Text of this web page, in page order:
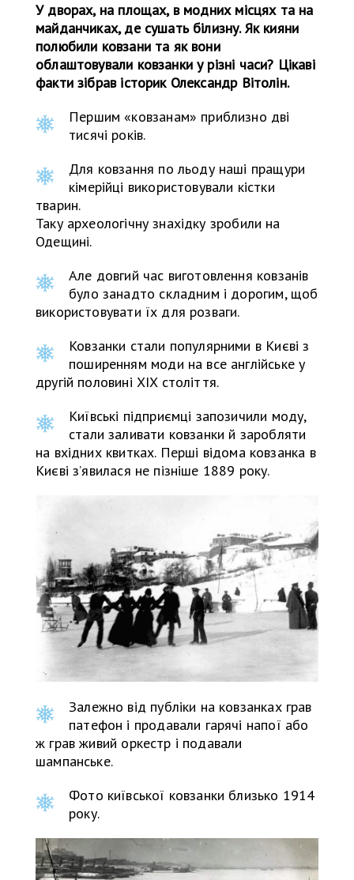
У дворах, на площах, в модних місцях та на
майданчиках, де сушать білизну. Як кияни
полюбили ковзани та як вони
облаштовували ковзанки у різні часи? Цікаві
факти зібрав історик Олександр Вітолін.
Першим «ковзанам» приблизно дві
тисячі років.
Для ковзання по льоду наші пращури
кімерійці використовували кістки
тварин.
Таку археологічну знахідку зробили на
Одещині.
Але довгий час виготовлення ковзанів
було занадто складним і дорогим, щоб
використовувати їх для розваги.
Ковзанки стали популярними в Києві з
поширенням моди на все англійське у
другій половині XIX століття.
Київські підприємці запозичили моду,
стали заливати ковзанки й заробляти
на вхідних квитках. Перші відома ковзанка в
Києві з’явилася не пізніше 1889 року.
Залежно від публіки на ковзанках грав
патефон і продавали гарячі напої або
ж грав живий оркестр і подавали
шампанське.
Фото київської ковзанки близько 1914
року.